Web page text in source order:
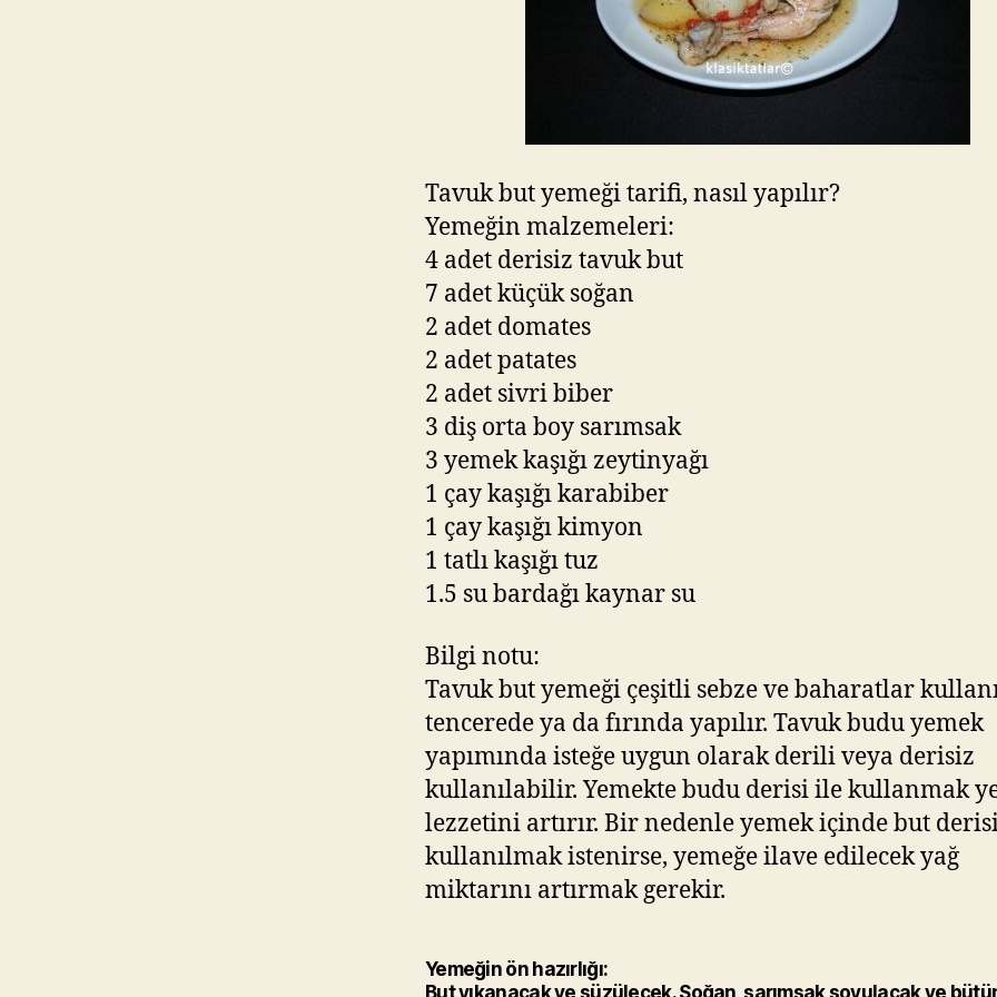
Tavuk but yemeği tarifi, nasıl yapılır?
Yemeğin malzemeleri:
4 adet derisiz tavuk but
7 adet küçük soğan
2 adet domates
2 adet patates
2 adet sivri biber
3 diş orta boy sarımsak
3 yemek kaşığı zeytinyağı
1 çay kaşığı karabiber
1 çay kaşığı kimyon
1 tatlı kaşığı tuz
1.5 su bardağı kaynar su
Bilgi notu:
Tavuk but yemeği çeşitli sebze ve baharatlar
tencerede ya da fırında yapılır. Tavuk budu yemek
yapımında isteğe uygun olarak derili veya derisiz
kullanılabilir. Yemekte budu derisi ile kullanmak
lezzetini artırır. Bir nedenle yemek içinde but
kullanılmak istenirse, yemeğe ilave edilecek yağ
miktarını artırmak gerekir.
Yemeğin ön hazırlığı:
But yıkanacak ve süzülecek. Soğan, sarımsak soyulacak ve